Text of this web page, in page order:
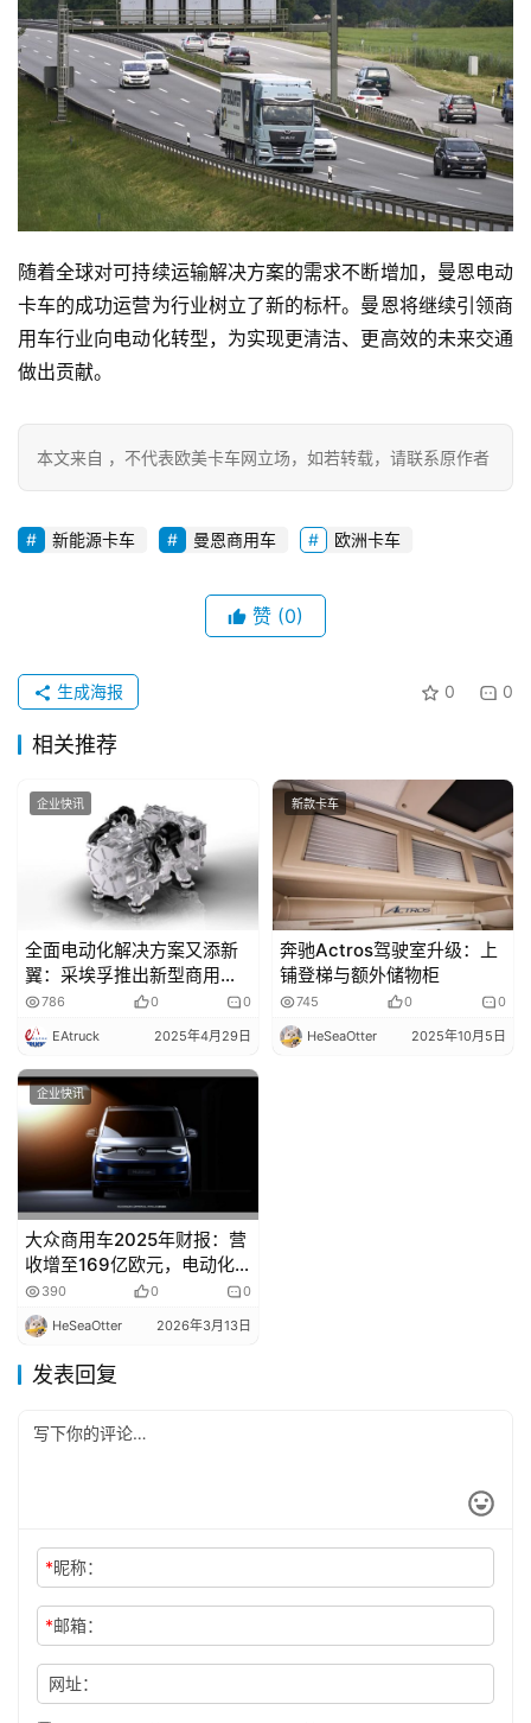
独
家
讯
视
频
专
题
社
登录 注册
随着全球对可持续运输解决方案的需求不断增加，曼恩电动
卡车的成功运营为行业树立了新的标杆。曼恩将继续引领商
用车行业向电动化转型，为实现更清洁、更高效的未来交通
做出贡献。
本文来自 ，不代表欧美卡车网立场，如若转载，请联系原作者
新能源卡车 曼恩商用车 欧洲卡车
赞 (0)
0 0
生成海报
相关推荐
企业快讯
全面电动化解决方案又添新
翼：采埃孚推出新型商用车
电动空压机
786 0 0
EAtruck 2025年4月29日
新款卡车
奔驰Actros驾驶室升级：上
铺登梯与额外储物柜
745 0 0
HeSeaOtter 2025年10月5日
企业快讯
大众商用车2025年财报：营
收增至169亿欧元，电动化
转型遇挑战
390 0 0
HeSeaOtter 2026年3月13日
发表回复
*昵称：
*邮箱：
网址：